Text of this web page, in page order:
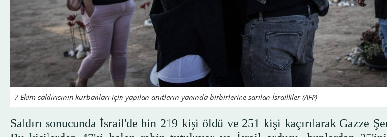
7 Ekim saldırısının kurbanları için yapılan anıtların yanında birbirlerine sarılan İsrailliler (AFP)
Saldırı sonucunda İsrail'de bin 219 kişi öldü ve 251 kişi kaçırılarak Gazze